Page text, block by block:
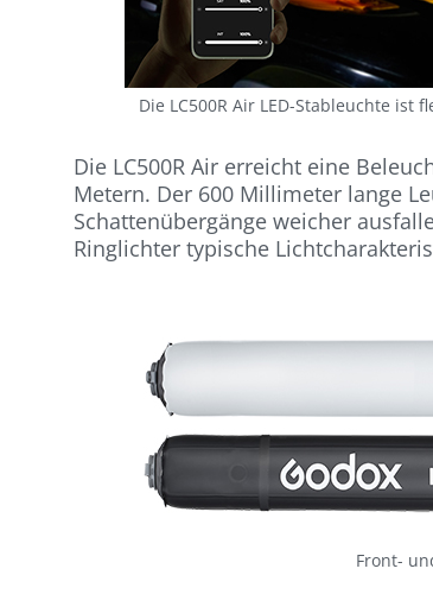
Die LC500R Air LED-Stableuchte
Die LC500R Air erreicht eine
Metern. Der 600 Millimeter lange
Schattenübergänge weicher
Ringlichter typische
Front-